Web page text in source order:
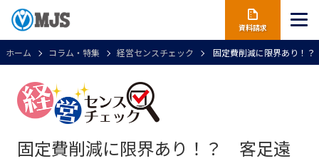
資料請求
ホーム コラム・特集 経営センスチェック 固定費削減に限界あり！
固定費削減に限界あり！？ 客足遠